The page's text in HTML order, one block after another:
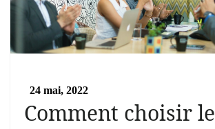
24 mai, 2022
Comment choisir